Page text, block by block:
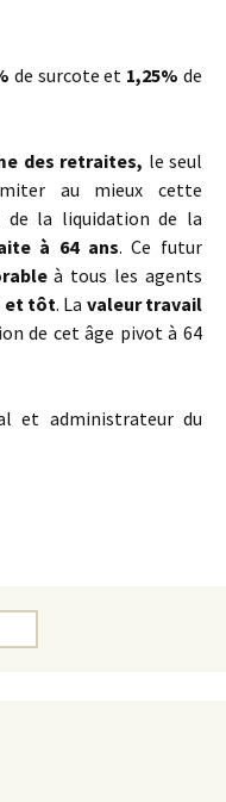
de surcote et 1,25% de
des retraites, le seul
au mieux cette
la liquidation de la
à 64 ans. Ce futur
à tous les agents
et tôt. La valeur travail
de cet âge pivot à 64
et administrateur du